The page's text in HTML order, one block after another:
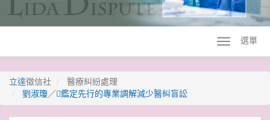
選單
立達徵信社
醫療糾紛處理
劉淑瓊／鑑定先行的專業調解減少醫糾盲訟